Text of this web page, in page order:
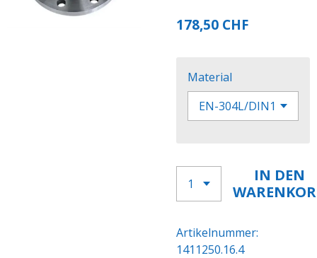
178,50 CHF
Material
IN DEN
Artikelnummer:
1411250.16.4